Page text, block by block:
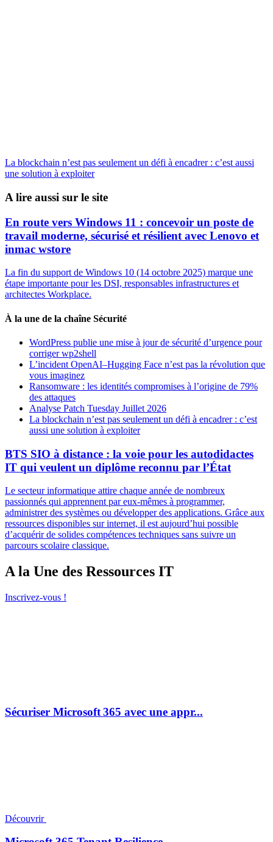
La blockchain n’est pas seulement un défi à encadrer : c’est aussi
une solution à exploiter
A lire aussi sur le site
En route vers Windows 11 : concevoir un poste de
travail moderne, sécurisé et résilient avec Lenovo et
inmac wstore
La fin du support de Windows 10 (14 octobre 2025) marque une
étape importante pour les DSI, responsables infrastructures et
architectes Workplace.
À la une de la chaîne Sécurité
WordPress publie une mise à jour de sécurité d’urgence pour
corriger wp2shell
L’incident OpenAI–Hugging Face n’est pas la révolution que
vous imaginez
Ransomware : les identités compromises à l’origine de 79%
des attaques
Analyse Patch Tuesday Juillet 2026
La blockchain n’est pas seulement un défi à encadrer : c’est
aussi une solution à exploiter
BTS SIO à distance : la voie pour les autodidactes
IT qui veulent un diplôme reconnu par l’État
Le secteur informatique attire chaque année de nombreux
passionnés qui apprennent par eux-mêmes à programmer,
administrer des systèmes ou développer des applications. Grâce aux
ressources disponibles sur internet, il est aujourd’hui possible
d’acquérir de solides compétences techniques sans suivre un
parcours scolaire classique.
A la Une des Ressources IT
Inscrivez-vous !
Sécuriser Microsoft 365 avec une appr...
Découvrir